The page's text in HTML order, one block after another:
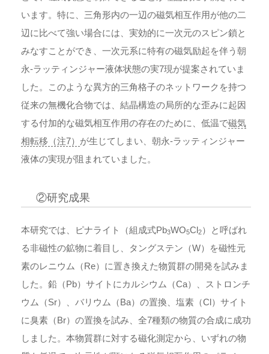
います。特に、三角形内の一辺の磁気相互作用が他の二
辺に比べて強い場合には、実効的に一次元のスピン鎖と
みなすことができ、一次元系に特有の磁気励起を伴う朝
永-ラッティンジャー液体状態の実7現が提案されていま
した。このような異方的三角格子のネットワークを持つ
従来の無機化合物では、結晶構造の局所的な歪みに起因
する付加的な磁気相互作用の存在のために、低温で磁気
相転移（注7） が生じてしまい、朝永-ラッティンジャー
液体の実現が阻まれていました。
②研究成果
本研究では、ピナライト（組成式Pb3WO5Cl2）と呼ばれ
る非磁性の鉱物に着目し、タングステン（W）を磁性元
素のレニウム（Re）に置き換えた物質群の開発を試みま
した。鉛（Pb）サイトにカルシウム（Ca）、ストロンチ
ウム（Sr）、バリウム（Ba）の置換、塩素（Cl）サイト
に臭素（Br）の置換を試み、全7種類の物質の合成に成功
しました。本物質群に対する磁化測定から、いずれの物